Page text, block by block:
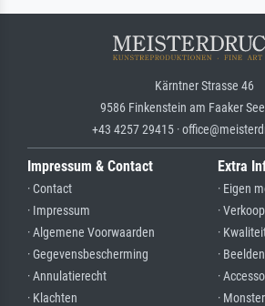
Kärntner Strasse 46
9586 Finkenstein am Faaker See
+43 4257 29415 ·
Impressum & Contact
· Contact
· Impressum
· Algemene Voorwaarden
· Gegevensbescherming
· Annulatierecht
· Klachten
Extra
· Eigen
·
·
·
·
·